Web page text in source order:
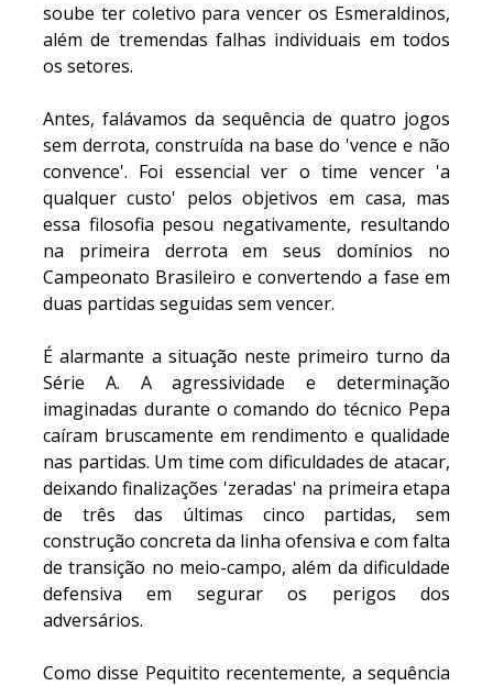
soube ter coletivo para vencer os Esmeraldinos,
além de tremendas falhas individuais em todos
os setores.
Antes, falávamos da sequência de quatro jogos
sem derrota, construída na base do 'vence e não
convence'. Foi essencial ver o time vencer 'a
qualquer custo' pelos objetivos em casa, mas
essa filosofia pesou negativamente, resultando
na primeira derrota em seus domínios no
Campeonato Brasileiro e convertendo a fase em
duas partidas seguidas sem vencer.
É alarmante a situação neste primeiro turno da
Série A. A agressividade e determinação
imaginadas durante o comando do técnico Pepa
caíram bruscamente em rendimento e qualidade
nas partidas. Um time com dificuldades de atacar,
deixando finalizações 'zeradas' na primeira etapa
de três das últimas cinco partidas, sem
construção concreta da linha ofensiva e com falta
de transição no meio-campo, além da dificuldade
defensiva em segurar os perigos dos
adversários.
Como disse Pequitito recentemente, a sequência